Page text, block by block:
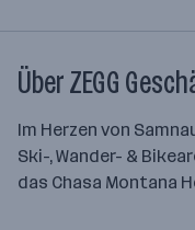
Über ZEGG
Im Herzen von
Ski-, Wander- &
das Chasa Montana